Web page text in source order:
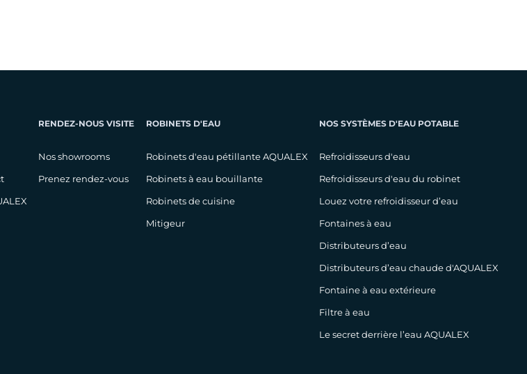
RENDEZ-NOUS VISITE
Nos showrooms
Prenez rendez-vous
ROBINETS D'EAU
Robinets d'eau pétillante AQUALEX
Robinets à eau bouillante
Robinets de cuisine
Mitigeur
NOS SYSTÈMES D'EAU POTABLE
Refroidisseurs d'eau
Refroidisseurs d'eau du robinet
Louez votre refroidisseur d’eau
Fontaines à eau
Distributeurs d’eau
Distributeurs d’eau chaude d'AQUALEX
Fontaine à eau extérieure
Filtre à eau
Le secret derrière l’eau AQUALEX